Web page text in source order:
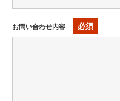
お問い合わせ内容 必須